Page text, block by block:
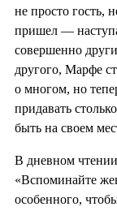
не просто гость,
пришел —
совершенно
другого, Марфе
о многом, но
придавать
быть на своем
В дневном
«Вспоминайте
особенного,